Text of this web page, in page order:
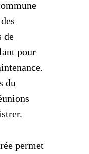
de
pour
du
permet